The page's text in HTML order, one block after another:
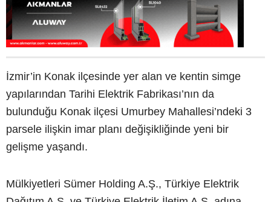
İzmir’in Konak ilçesinde yer alan ve kentin simge
yapılarından Tarihi Elektrik Fabrikası’nın da
bulunduğu Konak ilçesi Umurbey Mahallesi’ndeki 3
parsele ilişkin imar planı değişikliğinde yeni bir
gelişme yaşandı.
Mülkiyetleri Sümer Holding A.Ş., Türkiye Elektrik